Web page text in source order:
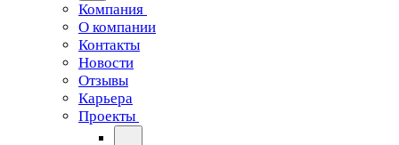
Компания
О компании
Контакты
Новости
Отзывы
Карьера
Проекты